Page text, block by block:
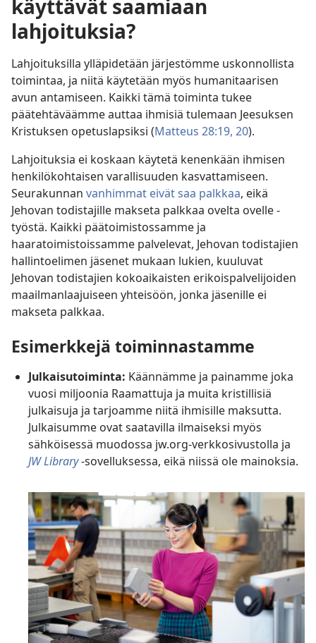
käyttävät saamiaan
lahjoituksia?
Lahjoituksilla ylläpidetään järjestömme uskonnollista
toimintaa, ja niitä käytetään myös humanitaarisen
avun antamiseen. Kaikki tämä toiminta tukee
päätehtäväämme auttaa ihmisiä tulemaan Jeesuksen
Kristuksen opetuslapsiksi (Matteus 28:19, 20).
Lahjoituksia ei koskaan käytetä kenenkään ihmisen
henkilökohtaisen varallisuuden kasvattamiseen.
Seurakunnan vanhimmat eivät saa palkkaa, eikä
Jehovan todistajille makseta palkkaa ovelta ovelle -
työstä. Kaikki päätoimistossamme ja
haaratoimistoissamme palvelevat, Jehovan todistajien
hallintoelimen jäsenet mukaan lukien, kuuluvat
Jehovan todistajien kokoaikaisten erikoispalvelijoiden
maailmanlaajuiseen yhteisöön, jonka jäsenille ei
makseta palkkaa.
Esimerkkejä toiminnastamme
Julkaisutoiminta: Käännämme ja painamme joka
vuosi miljoonia Raamattuja ja muita kristillisiä
julkaisuja ja tarjoamme niitä ihmisille maksutta.
Julkaisumme ovat saatavilla ilmaiseksi myös
sähköisessä muodossa jw.org-verkkosivustolla ja
JW Library-sovelluksessa, eikä niissä ole mainoksia.